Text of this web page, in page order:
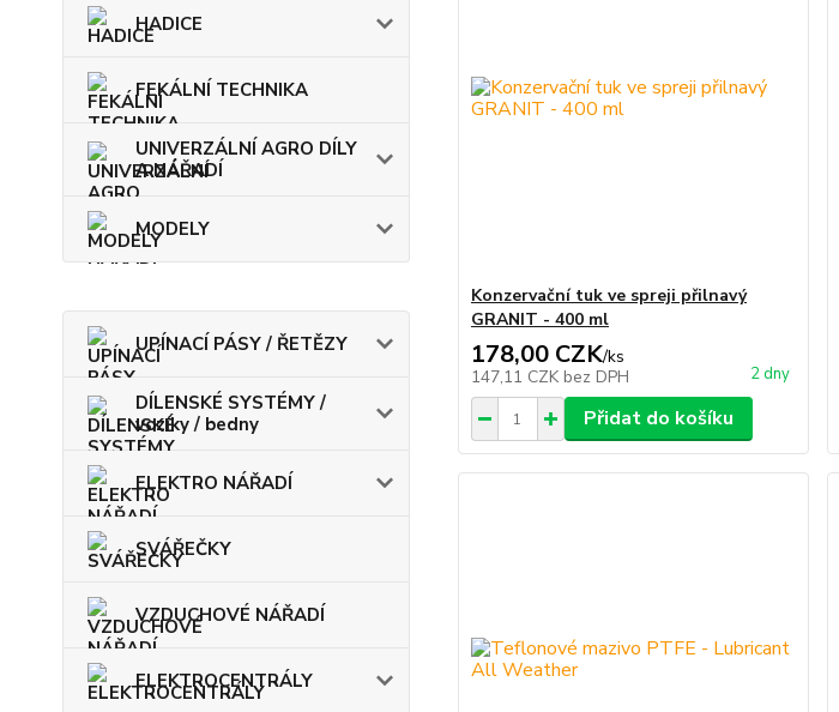
HADICE
FEKÁLNÍ TECHNIKA
UNIVERZÁLNÍ AGRO DÍLY
A NÁŘADÍ
MODELY
UPÍNACÍ PÁSY / ŘETĚZY
DÍLENSKÉ SYSTÉMY /
vozíky / bedny
ELEKTRO NÁŘADÍ
SVÁŘEČKY
VZDUCHOVÉ NÁŘADÍ
ELEKTROCENTRÁLY
Konzervační tuk ve spreji přilnavý
GRANIT - 400 ml
178,00 CZK/ks
147,11 CZK bez DPH 2 dny
Přidat do košíku